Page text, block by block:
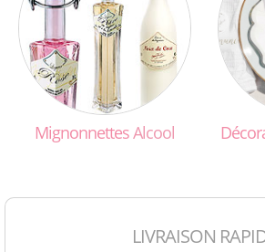
MignonnettesAlcool
LIVRAISON